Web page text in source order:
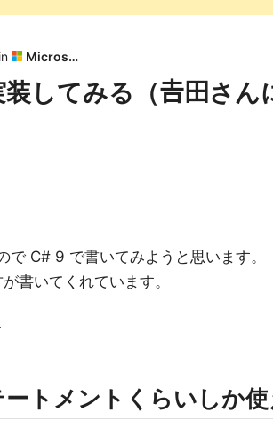
in Microsoft
してみる（𠮷田さん
で C# 9 で書いてみようと思います。
書いてくれています。
ートメントくらいしか